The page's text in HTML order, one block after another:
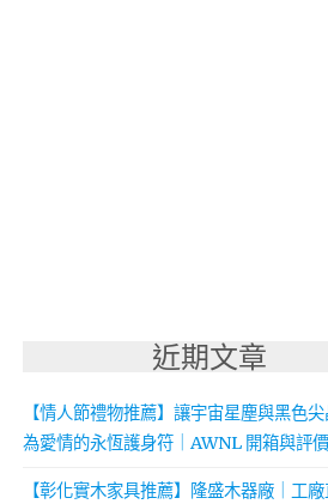
近期文章
【情人節禮物推薦】讓宇宙星塵與黑色
為愛情的永恆護身符｜AWNL 開箱與評
【彰化實木家具推薦】隆盛木器廠｜工